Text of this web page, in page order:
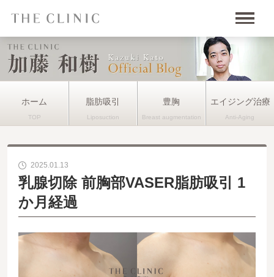
ホーム 脂肪吸引 豊胸 エイジング治療
2025.01.13
乳腺切除 前胸部VASER脂肪吸引 1
か月経過